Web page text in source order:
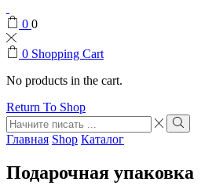
0 0
0 Shopping Cart
No products in the cart.
Return To Shop
Search
input
Search
Главная Shop Каталог
Подарочная упаковка